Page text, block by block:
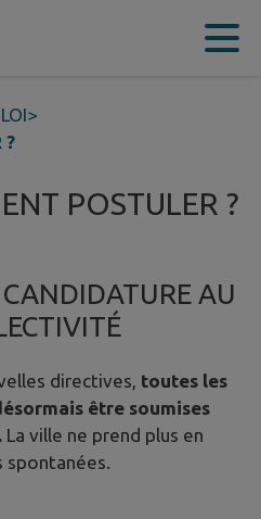
>
?
POSTULER ?
AU
directives, toutes les
être soumises
La ville ne prend plus en